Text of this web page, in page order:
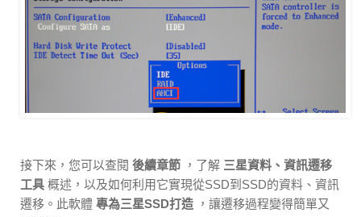
接下來，您可以查閱 後續章節 ，了解 三星資料、資訊遷移
工具 概述，以及如何利用它實現從SSD到SSD的資料、資訊
遷移。此軟體 專為三星SSD打造 ，讓遷移過程變得簡單又